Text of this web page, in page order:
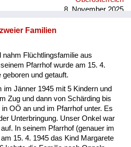
8. November 2025
Familien
Flüchtlingsfamilie aus
Pfarrhof wurde am 15. 4.
und getauft.
im Jänner 1945 mit 5 Kindern und
Zug und dann von Schärding bis
OÖ an und im Pfarrhof unter. Es
Unterbringung. Unser Onkel war
In seinem Pfarrhof (genauer im
15. 4. 1945 das Kind Margarete